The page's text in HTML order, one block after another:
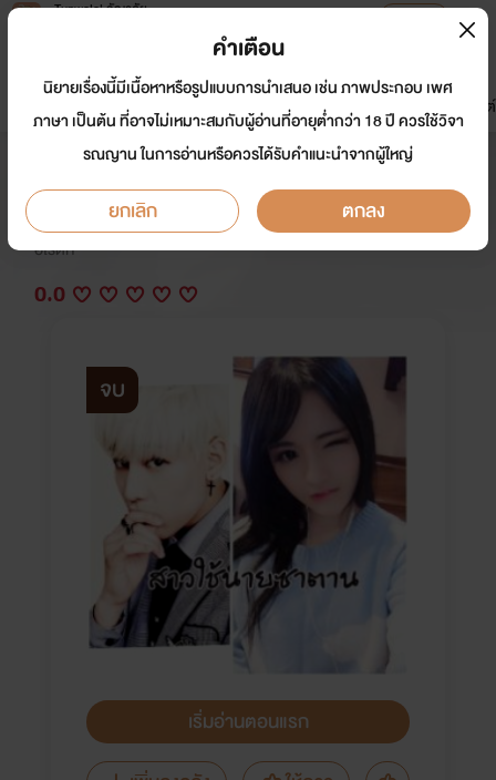
Tunwalai ธัญวลัย
หน้าแรก นิยาย อีบุ๊ก การ์ตูน
มาใหม่
ดรีมแชท ธัญลิสต์
(จบแล้ว)สาวใช้นายซาตาน
นักเขียน: ท้องฟ้า สีดำ
อีโรติก
0.0
จบ
เริ่มอ่านตอนแรก
คำเตือน
นิยายเรื่องนี้มีเนื้อหาหรือรูปแบบการนำเสนอ เช่น ภาพประกอบ เพศ
ภาษา เป็นต้น ที่อาจไม่เหมาะสมกับผู้อ่านที่อายุต่ำกว่า 18 ปี ควรใช้วิจา
รณญาน ในการอ่านหรือควรได้รับคำแนะนำจากผู้ใหญ่
ยกเลิก ตกลง